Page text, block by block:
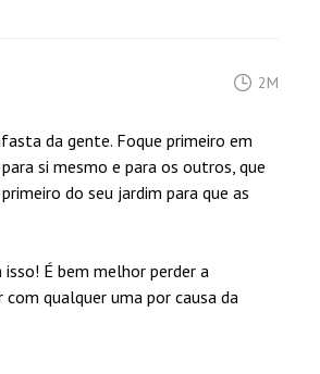
2M
da gente. Foque primeiro em
si mesmo e para os outros, que
do seu jardim para que as
É bem melhor perder a
qualquer uma por causa da